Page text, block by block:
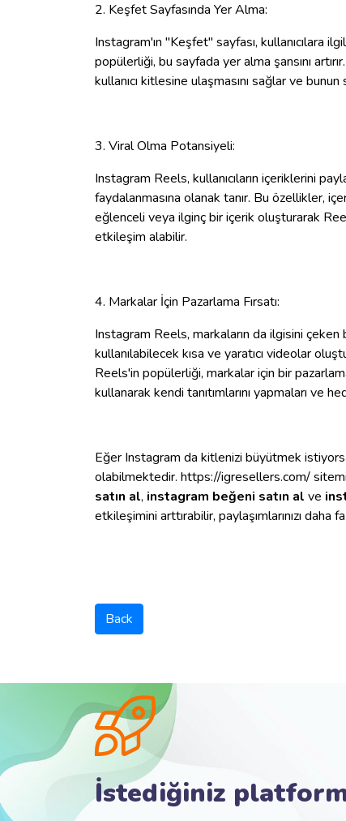
2. Keşfet Sayfasında Yer Alma:
Instagram'ın "Keşfet" sayfası, kullanıcılara
popülerliği, bu sayfada yer alma şansını
kullanıcı kitlesine ulaşmasını sağlar ve bunun
3. Viral Olma Potansiyeli:
Instagram Reels, kullanıcıların içeriklerini
faydalanmasına olanak tanır. Bu özellikler,
eğlenceli veya ilginç bir içerik oluşturarak
etkileşim alabilir.
4. Markalar İçin Pazarlama Fırsatı:
Instagram Reels, markaların da ilgisini
kullanılabilecek kısa ve yaratıcı videolar
Reels'in popülerliği, markalar için bir
kullanarak kendi tanıtımlarını yapmaları ve
Eğer Instagram da kitlenizi büyütmek
olabilmektedir. https://igresellers.com/
satın al, instagram beğeni satın al ve
etkileşimini arttırabilir, paylaşımlarınızı daha
Back
İstediğiniz